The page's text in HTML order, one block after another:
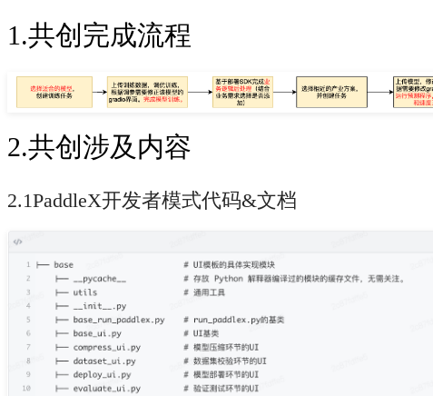
1.共创完成流程
2.共创涉及内容
2.1PaddleX开发者模式代码&文档